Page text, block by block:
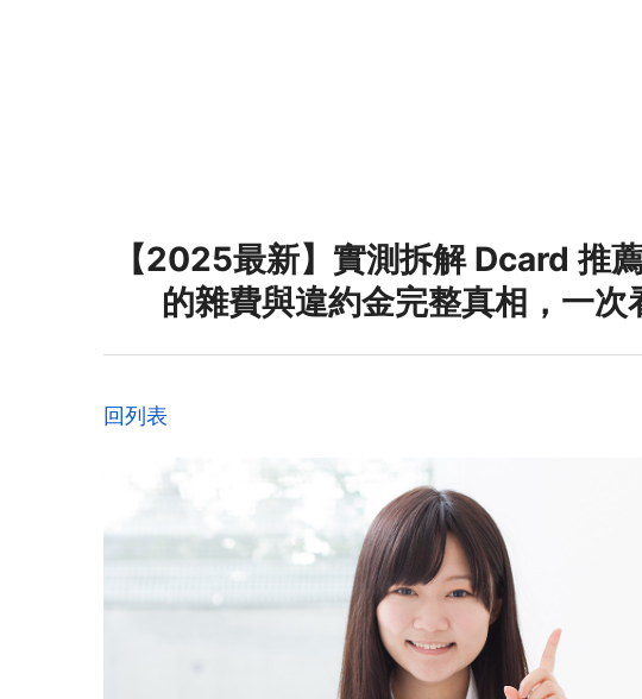
【2025最新】實測拆解 Dcard 推
的雜費與違約金完整真相，一
回列表